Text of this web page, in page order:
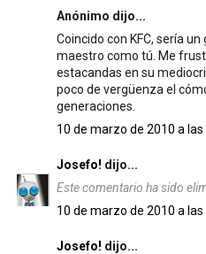
Anónimo dijo...
Coincido con KFC, sería
maestro como tú. Me
estacandas en su
poco de vergüenza el
generaciones.
10 de marzo de 2010 a las
Josefo! dijo...
Este comentario ha sido
10 de marzo de 2010 a las
Josefo! dijo...